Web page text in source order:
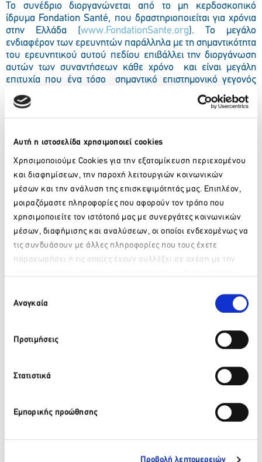
Αυτή η ιστοσελίδα χρησιμοποιεί cookies
Χρησιμοποιούμε Cookies για την εξατομίκευση περιεχομένου
και διαφημίσεων, την παροχή λειτουργιών κοινωνικών
μέσων και την ανάλυση της επισκεψιμότητάς μας. Επιπλέον,
μοιραζόμαστε πληροφορίες που αφορούν τον τρόπο που
χρησιμοποιείτε τον ιστότοπό μας με συνεργάτες κοινωνικών
μέσων, διαφήμισης και αναλύσεων, οι οποίοι ενδεχομένως να
τις συνδυάσουν με άλλες πληροφορίες που τους έχετε
παραχωρήσει ή τις οποίες έχουν συλλέξει σε σχέση με την
των Cookies μας.
συγκατάθεσης
Αναγκαία
Προτιμήσεις
Στατιστικά
Εμπορικής προώθησης
Προβολή λεπτομερειών
Το συνέδριο διοργανώνεται από το μη κερδοσκοπικό
ίδρυμα Fondation Santé, που δραστηριοποιείται για χρόνια
στην Ελλάδα (www.FondationSante.org).
Το μεγάλο
ενδιαφέρον των ερευνητών παράλληλα με τη σημαντικότητα
του ερευνητικού αυτού πεδίου επιβάλλει την διοργάνωση
αυτών των συναντήσεων κάθε χρόνο
και είναι μεγάλη
επιτυχία που ένα τόσο
σημαντικό επιστημονικό γεγονός
φιλοξενείται στην χώρα μας.
Facebook LinkedIn
Πίσω
Πρόσφατα νέα
αθλήτριας Γεωργίας Δαμασιώτη